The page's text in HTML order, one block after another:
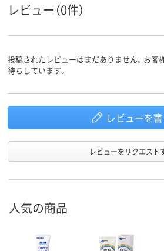
レビュー（0件）
投稿されたレビューはまだありません。お客
待ちしています。
レビューを書
レビューをリクエスト
人気の商品